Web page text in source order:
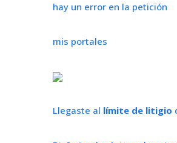
hay un error en la petición
mis portales
Llegaste al límite de litigio